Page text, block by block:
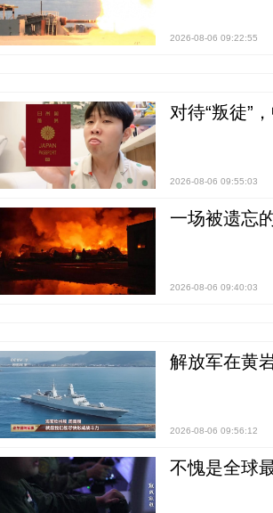
2026-08-06 09:22:55
对待“叛徒”
2026-08-06 09:55:03
一场被遗忘
2026-08-06 09:40:03
解放军在黄
2026-08-06 09:56:12
不愧是全球